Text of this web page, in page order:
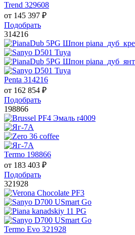
Trend 329608
от 145 397 ₽
Подобрать
314216
Penta 314216
от 162 854 ₽
Подобрать
198866
Termo 198866
от 183 403 ₽
Подобрать
321928
Termo Evo 321928